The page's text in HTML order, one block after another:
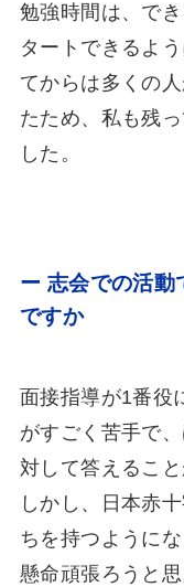
勉強時間は、で
タートできるよ
てからは多くの
たため、私も残
した。
ー 志会での活動
ですか
面接指導が1番役
がすごく苦手で
対して答えるこ
しかし、日本赤
ちを持つように
懸命頑張ろうと